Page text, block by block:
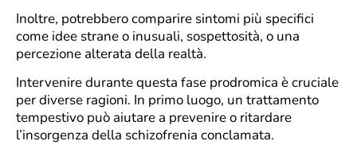
Inoltre, potrebbero comparire sintomi più specifici
come idee strane o inusuali, sospettosità, o una
percezione alterata della realtà.
Intervenire durante questa fase prodromica è cruciale
per diverse ragioni. In primo luogo, un trattamento
tempestivo può aiutare a prevenire o ritardare
l’insorgenza della schizofrenia conclamata.